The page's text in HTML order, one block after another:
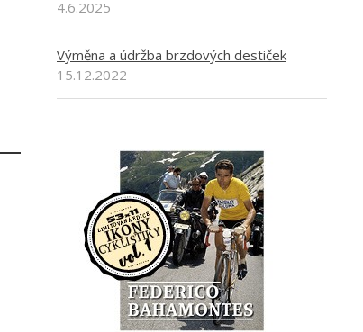
4.6.2025
Výměna a údržba brzdových destiček
15.12.2022